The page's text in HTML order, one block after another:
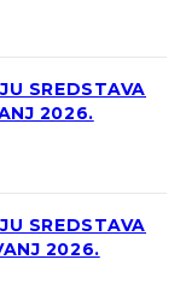
SREDSTAVA
2026.
SREDSTAVA
2026.